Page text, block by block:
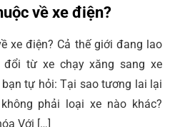
về xe điện?
xe điện? Cả thế giới đang lao
đổi từ xe chạy xăng sang xe
tự hỏi: Tại sao tương lai lại
phải loại xe nào khác?
Với […]